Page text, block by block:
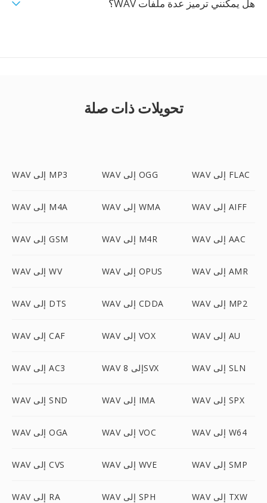
هل يمكنني ترميز عدة ملفات WAV؟
تحويلات ذات صلة
WAV إلى MP3 WAV إلى OGG WAV إلى FLAC
WAV إلى M4A WAV إلى WMA WAV إلى AIFF
WAV إلى GSM WAV إلى M4R WAV إلى AAC
WAV إلى WV WAV إلى OPUS WAV إلى AMR
WAV إلى DTS WAV إلى CDDA WAV إلى MP2
WAV إلى CAF WAV إلى VOX WAV إلى AU
WAV إلى AC3 WAV إلى 8SVX WAV إلى SLN
WAV إلى SND WAV إلى IMA WAV إلى SPX
WAV إلى OGA WAV إلى VOC WAV إلى W64
WAV إلى CVS WAV إلى WVE WAV إلى SMP
WAV إلى RA WAV إلى SPH WAV إلى TXW